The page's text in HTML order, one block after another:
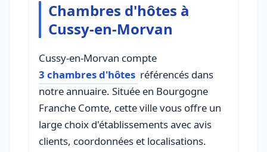
Chambres d'hôtes à
Cussy-en-Morvan
Cussy-en-Morvan compte
3 chambres d'hôtes référencés dans
notre annuaire. Située en Bourgogne
Franche Comte, cette ville vous offre un
large choix d'établissements avec avis
clients, coordonnées et localisations.